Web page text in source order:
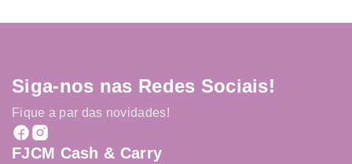
Siga-nos nas Redes Sociais!
Fique a par das novidades!
FJCM Cash & Carry